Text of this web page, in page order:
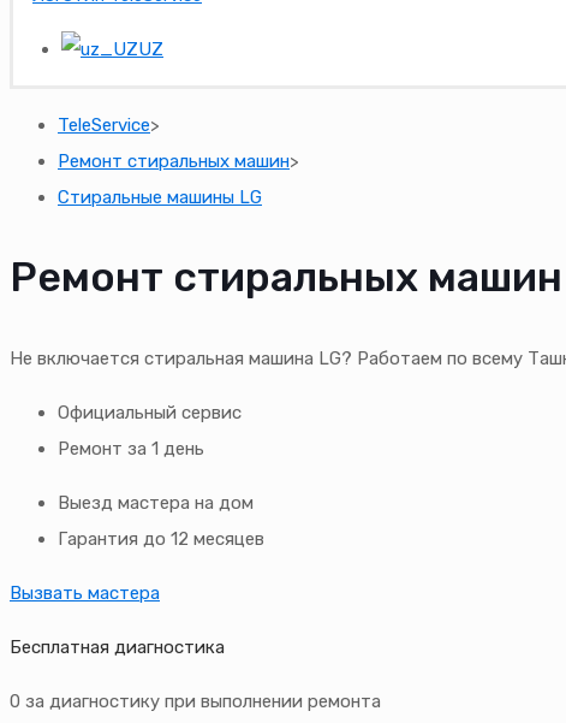
UZ
TeleService>
Ремонт стиральных машин>
Стиральные машины LG
Ремонт стиральных машин
Не включается стиральная машина LG? Работаем по всему
Официальный сервис
Ремонт за 1 день
Выезд мастера на дом
Гарантия до 12 месяцев
Вызвать мастера
Бесплатная диагностика
0 за диагностику при выполнении ремонта